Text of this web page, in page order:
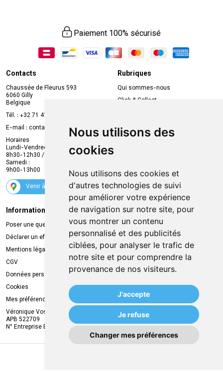
Nous utilisons des
cookies
Nous utilisons des cookies et
d'autres technologies de suivi
pour améliorer votre expérience
de navigation sur notre site, pour
vous montrer un contenu
personnalisé et des publicités
ciblées, pour analyser le trafic de
notre site et pour comprendre la
provenance de nos visiteurs.
J'accepte
Je refuse
Changer mes préférences
Paiement 100% sécurisé
Contacts
Chaussée de Fleurus 593
6060 Gilly
Belgique
Tél. : +32 71 41 32 10
E-mail : contact
mvapharma.be
Horaires
Lundi-Vendredi :
8h30-12h30 / 13h30-18h30
Samedi :
9h00-13h00
Venir à la pharmacie
Rubriques
Qui sommes-nous
Click & Collect
Compte professionnel
Envoi d’ordonnance
Suivez-nous
Informations légales
Poser une question
Déclarer un effet indésirable
Mentions légales
CGV
Données personnelles
Cookies
Mes préférences Cookies
Véronique Vos
APB 522709
N° Entreprise BE0749.944.612
Livraison
Retrait à la pharmacie
Livraison chez vous
Livraison dans un Point Relais